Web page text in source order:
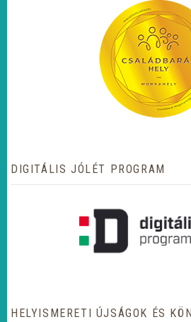
DIGITÁLIS JÓLÉT PROGRAM
HELYISMERETI ÚJSÁGOK ÉS